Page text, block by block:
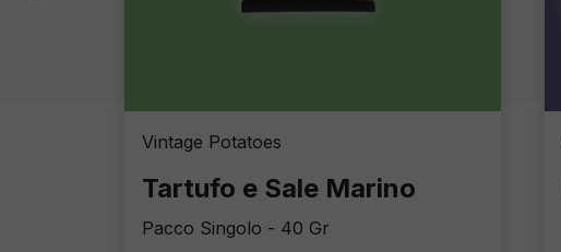
Vintage Potatoes
Tartufo e Sale Marino
Pacco Singolo - 40 Gr